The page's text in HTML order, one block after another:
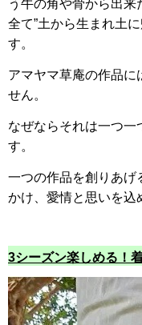
う牛の角や骨から出来
全て”土から生まれ土
す。
アマヤマ草庵の作品に
せん。
なぜならそれは一つ一
す。
一つの作品を創りあげ
かけ、愛情と思いを込
3シーズン楽しめる！